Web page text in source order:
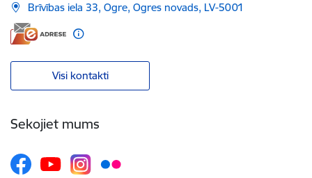
Brīvības iela 33, Ogre, Ogres novads, LV-5001
Visi kontakti
Sekojiet mums